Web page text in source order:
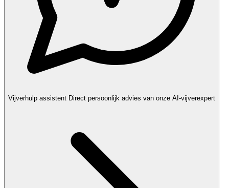
Vijverhulp assistent Direct persoonlijk advies van onze AI-vijverexpert